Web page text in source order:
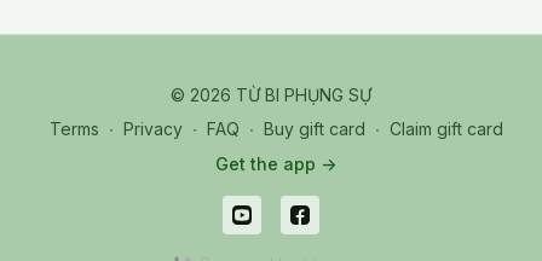
© 2026 TỪ BI PHỤNG SỰ
Terms ∙ Privacy ∙ FAQ ∙ Buy gift card ∙ Claim gift card
Get the app ->